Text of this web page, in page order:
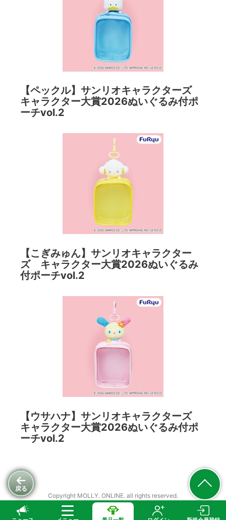
戻る
【ペックル】サンリオキャラクターズ
キャラクター大賞2026ぬいぐるみ付ポ
ーチvol.2
【こぎみゅん】サンリオキャラクター
ズ キャラクター大賞2026ぬいぐるみ
付ポーチvol.2
【ウサハナ】サンリオキャラクターズ
キャラクター大賞2026ぬいぐるみ付ポ
ーチvol.2
Copyright MOLLY. ONLINE. all rights reserved.